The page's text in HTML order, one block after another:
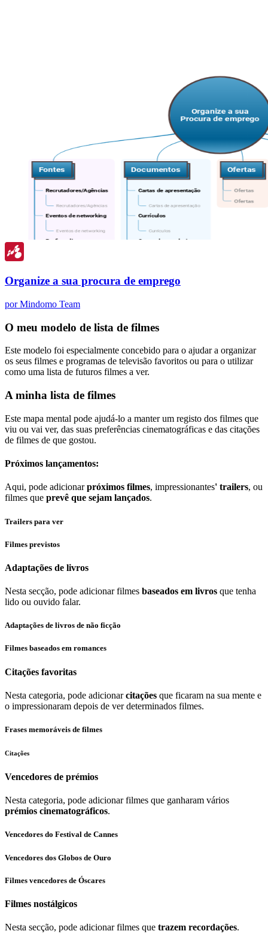
Organize a sua procura de emprego
por Mindomo Team
O meu modelo de lista de filmes
Este modelo foi especialmente concebido para o ajudar a organizar
os seus filmes e programas de televisão favoritos ou para o utilizar
como uma lista de futuros filmes a ver.
A minha lista de filmes
Este mapa mental pode ajudá-lo a manter um registo dos filmes que
viu ou vai ver, das suas preferências cinematográficas e das citações
de filmes de que gostou.
Próximos lançamentos:
Aqui, pode adicionarpróximos filmes, impressionantes' trailers, ou
filmes que prevê que sejam lançados.
Trailers para ver
Filmes previstos
Adaptações de livros
Nesta secção, pode adicionar filmes baseados em livros que tenha
lido ou ouvido falar.
Adaptações de livros de não ficção
Filmes baseados em romances
Citações favoritas
Nesta categoria, pode adicionarcitações que ficaram na sua mente e
o impressionaram depois de ver determinados filmes.
Frases memoráveis de filmes
Citações
Vencedores de prémios
Nesta categoria, pode adicionar filmes que ganharam vários
prémios cinematográficos.
Vencedores do Festival de Cannes
Vencedores dos Globos de Ouro
Filmes vencedores de Óscares
Filmes nostálgicos
Nesta secção, pode adicionar filmes que trazem recordações.